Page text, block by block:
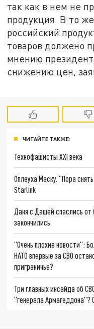
так как в нем не
продукция. В то
российский
товаров должено
мнению
снижению цен,
ЧИТАЙТЕ ТАКЖЕ:
Технофашисты XXI века
Оплеуха Маску. "Пора
Starlink
Даня с Дашей спаслись
закончились
"Очень плохие новости":
НАТО впервые за СВО
приграничье?
Три главных инсайда об
"генерала Армагеддона"?